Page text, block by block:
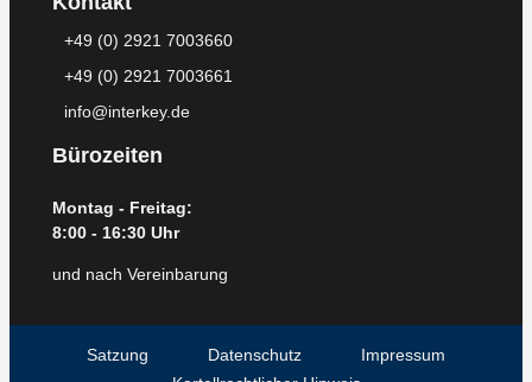
+49 (0) 2921 7003660
+49 (0) 2921 7003661
info@interkey.de
Bürozeiten
Montag - Freitag:
8:00 - 16:30 Uhr
und nach Vereinbarung
Satzung Datenschutz
Impressum